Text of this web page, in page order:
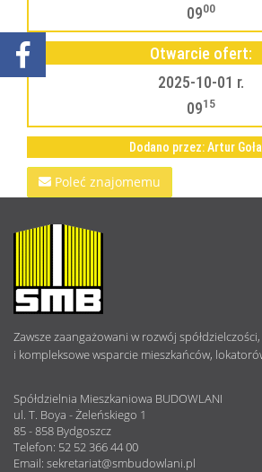
0900
Otwarcie ofert:
2025-10-01 r.
0915
Dodano przez: Artur
Poleć znajomemu
O
Zawsze zaangażowani w rozwój
i kompleksowe wsparcie mieszkańców,
Spółdzielnia Mieszkaniowa BUDOWLANI
ul. T. Boya - Żeleńskiego 1
85 - 858 Bydgoszcz
Telefon: 52 52 366 44 00
Email: sekretariat@smbudowlani.pl